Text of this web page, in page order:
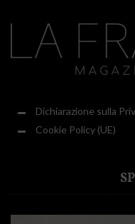
Dichiarazione sulla
Cookie Policy (UE)